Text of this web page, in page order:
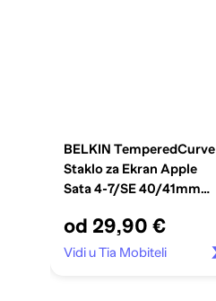
BELKIN TemperedCurve
Staklo za Ekran Apple
Sata 4-7/SE 40/41mm
od 29,90 €
Vidi u Tia Mobiteli